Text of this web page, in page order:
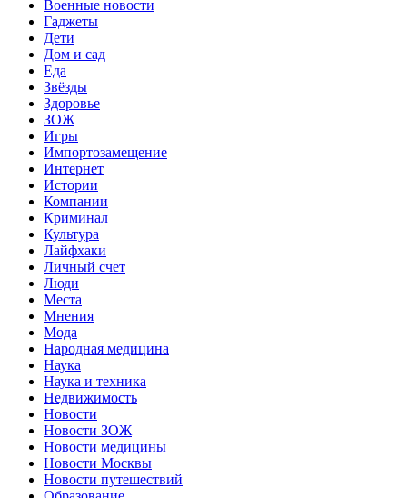
Военные новости
Гаджеты
Дети
Дом и сад
Еда
Звёзды
Здоровье
ЗОЖ
Игры
Импортозамещение
Интернет
Истории
Компании
Криминал
Культура
Лайфхаки
Личный счет
Люди
Места
Мнения
Мода
Народная медицина
Наука
Наука и техника
Недвижимость
Новости
Новости ЗОЖ
Новости медицины
Новости Москвы
Новости путешествий